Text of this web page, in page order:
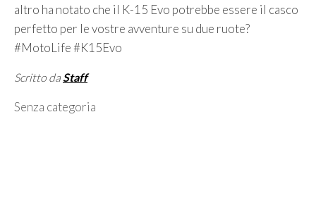
altro ha notato che il K-15 Evo potrebbe essere il casco
perfetto per le vostre avventure su due ruote?
#MotoLife #K15Evo
Scritto da Staff
Categorie
Senza categoria